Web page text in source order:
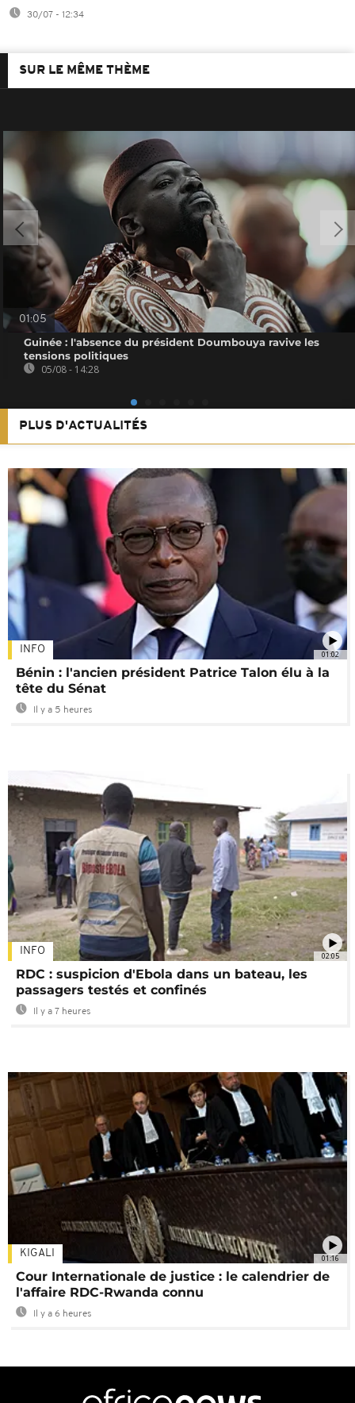
30/07 - 12:34
SUR LE MÊME THÈME
01:05
Guinée : l'absence du président Doumbouya ravive les
tensions politiques
05/08 - 14:28
PLUS D'ACTUALITÉS
01:02
INFO
Bénin : l'ancien président Patrice Talon élu à la
tête du Sénat
Il y a 5 heures
02:05
INFO
RDC : suspicion d'Ebola dans un bateau, les
passagers testés et confinés
Il y a 7 heures
01:16
KIGALI
Cour Internationale de justice : le calendrier de
l'affaire RDC-Rwanda connu
Il y a 6 heures